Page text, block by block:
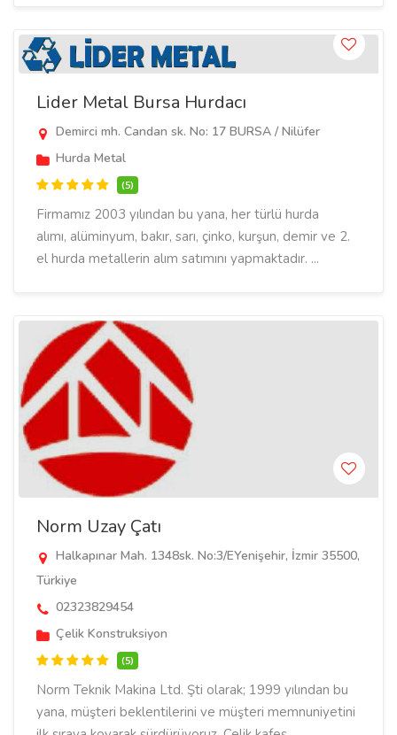
Lider Metal Bursa Hurdacı
Demirci mh. Candan sk. No: 17 BURSA / Nilüfer
Hurda Metal
(5)
Firmamız 2003 yılından bu yana, her türlü hurda
alımı, alüminyum, bakır, sarı, çinko, kurşun, demir ve 2.
el hurda metallerin alım satımını yapmaktadır. ...
Norm Uzay Çatı
Halkapınar Mah. 1348sk. No:3/EYenişehir, İzmir 35500,
Türkiye
02323829454
Çelik Konstruksiyon
(5)
Norm Teknik Makina Ltd. Şti olarak; 1999 yılından bu
yana, müşteri beklentilerini ve müşteri memnuniyetini